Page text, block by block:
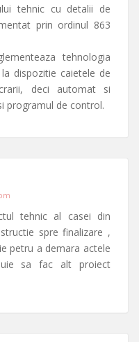
tehnic cu detalii de
prin ordinul 863
tehnologia
dispozitie caietele de
deci automat si
programul de control.
tehnic al casei din
spre finalizare ,
petru a demara actele
sa fac alt proiect